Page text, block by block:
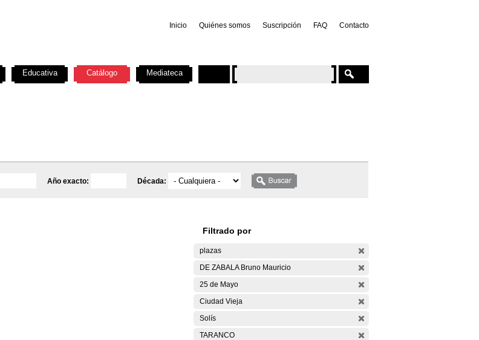
Inicio Quiénes somos Suscripción FAQ Contacto
Año exacto: Década:
Filtrado por
plazas
DE ZABALA Bruno Mauricio
25 de Mayo
Ciudad Vieja
Solís
TARANCO
Educativa Catálogo Mediateca